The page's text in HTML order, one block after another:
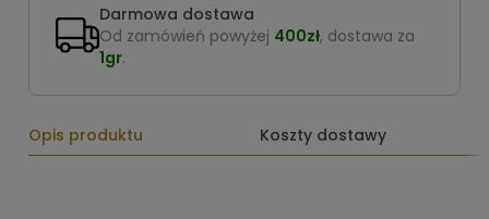
Darmowa dostawa
Od zamówień powyżej 400zł, dostawa za
1gr.
Opis produktu Koszty dostawy